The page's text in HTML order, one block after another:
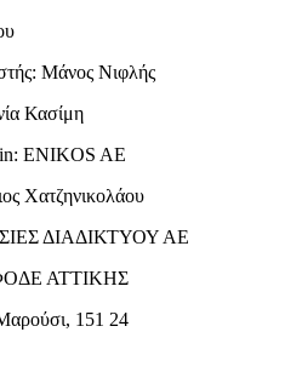
Μάνος Νιφλής
Κασίμη
ENIKOS AE
Χατζηνικολάου
ΔΙΑΔΙΚΤΥΟΥ ΑΕ
ΑΤΤΙΚΗΣ
151 24